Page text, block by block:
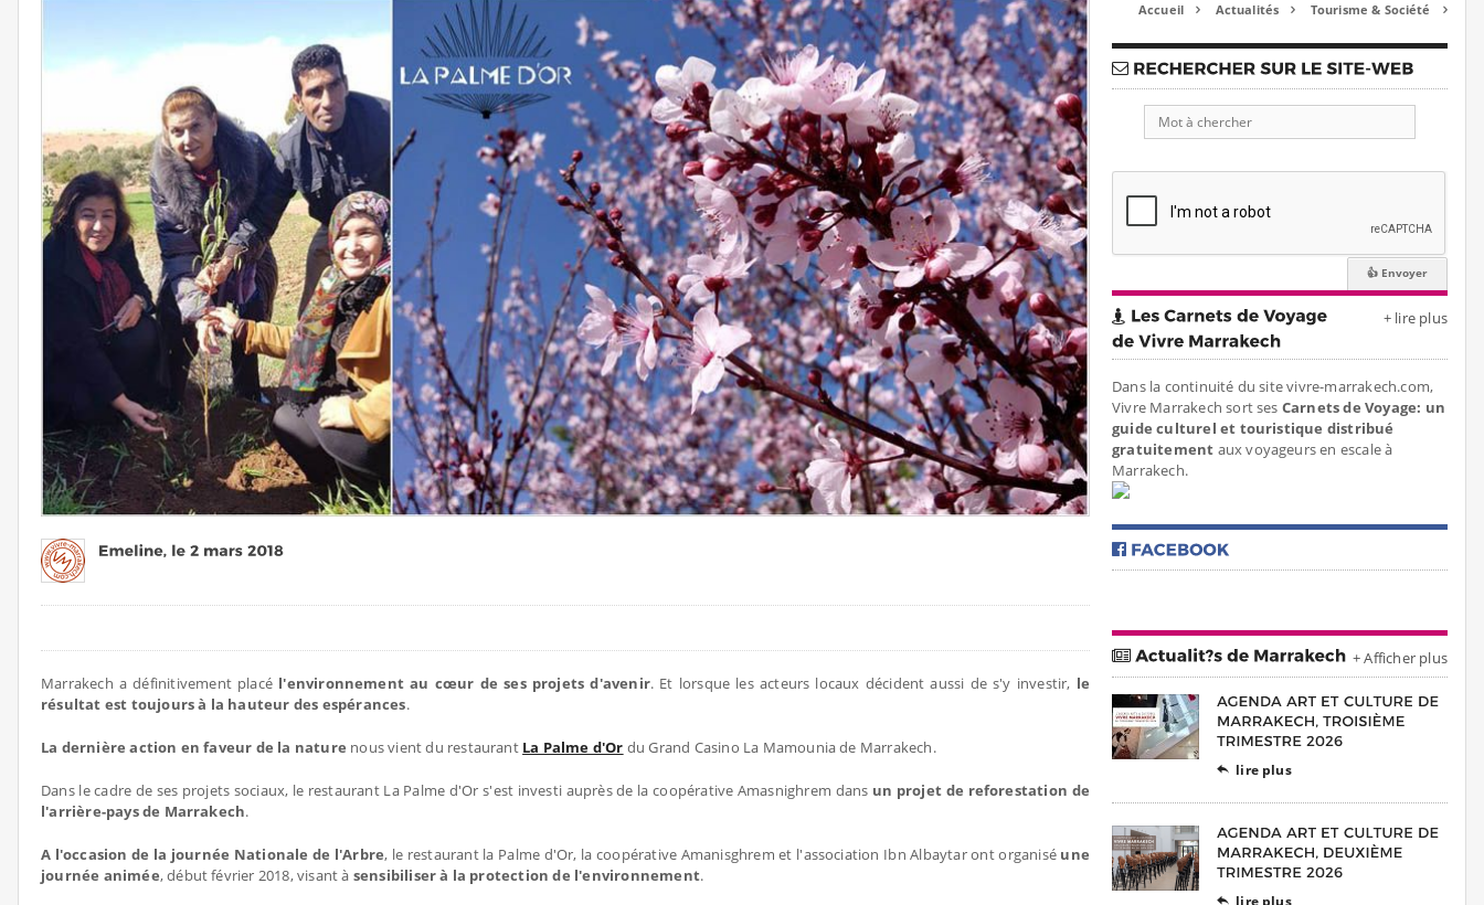
Marrakech a définitivement placé l'environnement au cœur de ses projets d'avenir. Et lorsque les acteurs locaux décident aussi de s'y investir, le
résultat est toujours à la hauteur des espérances.
La dernière action en faveur de la nature nous vient du restaurant La Palme d'Or du Grand Casino La Mamounia de Marrakech.
Dans le cadre de ses projets sociaux, le restaurant La Palme d'Or s'est investi auprès de la coopérative Amasnighrem dans un projet de reforestation de
l'arrière-pays de Marrakech.
A l'occasion de la journée Nationale de l'Arbre, le restaurant la Palme d'Or, la coopérative Amanisghrem et l'association Ibn Albaytar ont organisé une
journée animée, début février 2018, visant à sensibiliser à la protection de l'environnement.
Accueil  Actualités  Tourisme & Société 
+ lire plus
Dans la continuité du site vivre-marrakech.com,
Vivre Marrakech sort ses Carnets de Voyage: un
guide culturel et touristique distribué
gratuitement aux voyageurs en escale à
Marrakech.
+ Afficher plus
 lire plus
 lire plus